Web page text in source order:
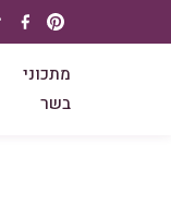
מתכוני
בשר